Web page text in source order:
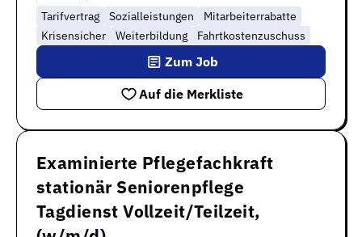
Tarifvertrag
Sozialleistungen
Mitarbeiterrabatte
Krisensicher
Weiterbildung Fahrtkostenzuschuss
Auf die Merkliste
Zum Job
Examinierte Pflegefachkraft
stationär Seniorenpflege
Tagdienst Vollzeit/Teilzeit,